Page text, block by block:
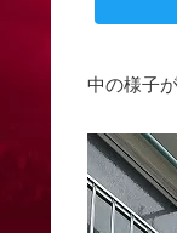
中の様子